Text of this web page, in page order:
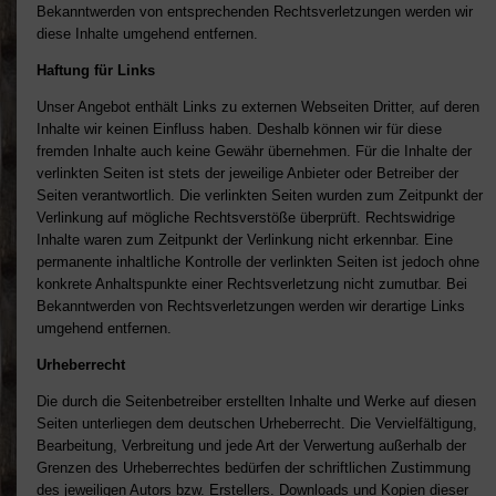
Bekanntwerden von entsprechenden Rechtsverletzungen werden wir
diese Inhalte umgehend entfernen.
Haftung für Links
Unser Angebot enthält Links zu externen Webseiten Dritter, auf deren
Inhalte wir keinen Einfluss haben. Deshalb können wir für diese
fremden Inhalte auch keine Gewähr übernehmen. Für die Inhalte der
verlinkten Seiten ist stets der jeweilige Anbieter oder Betreiber der
Seiten verantwortlich. Die verlinkten Seiten wurden zum Zeitpunkt der
Verlinkung auf mögliche Rechtsverstöße überprüft. Rechtswidrige
Inhalte waren zum Zeitpunkt der Verlinkung nicht erkennbar. Eine
permanente inhaltliche Kontrolle der verlinkten Seiten ist jedoch ohne
konkrete Anhaltspunkte einer Rechtsverletzung nicht zumutbar. Bei
Bekanntwerden von Rechtsverletzungen werden wir derartige Links
umgehend entfernen.
Urheberrecht
Die durch die Seitenbetreiber erstellten Inhalte und Werke auf diesen
Seiten unterliegen dem deutschen Urheberrecht. Die Vervielfältigung,
Bearbeitung, Verbreitung und jede Art der Verwertung außerhalb der
Grenzen des Urheberrechtes bedürfen der schriftlichen Zustimmung
des jeweiligen Autors bzw. Erstellers. Downloads und Kopien dieser